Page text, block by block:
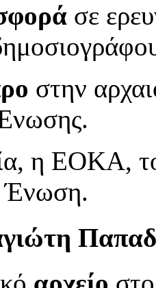
σε
στην
η ΕΟΚΑ,
Ένωση.